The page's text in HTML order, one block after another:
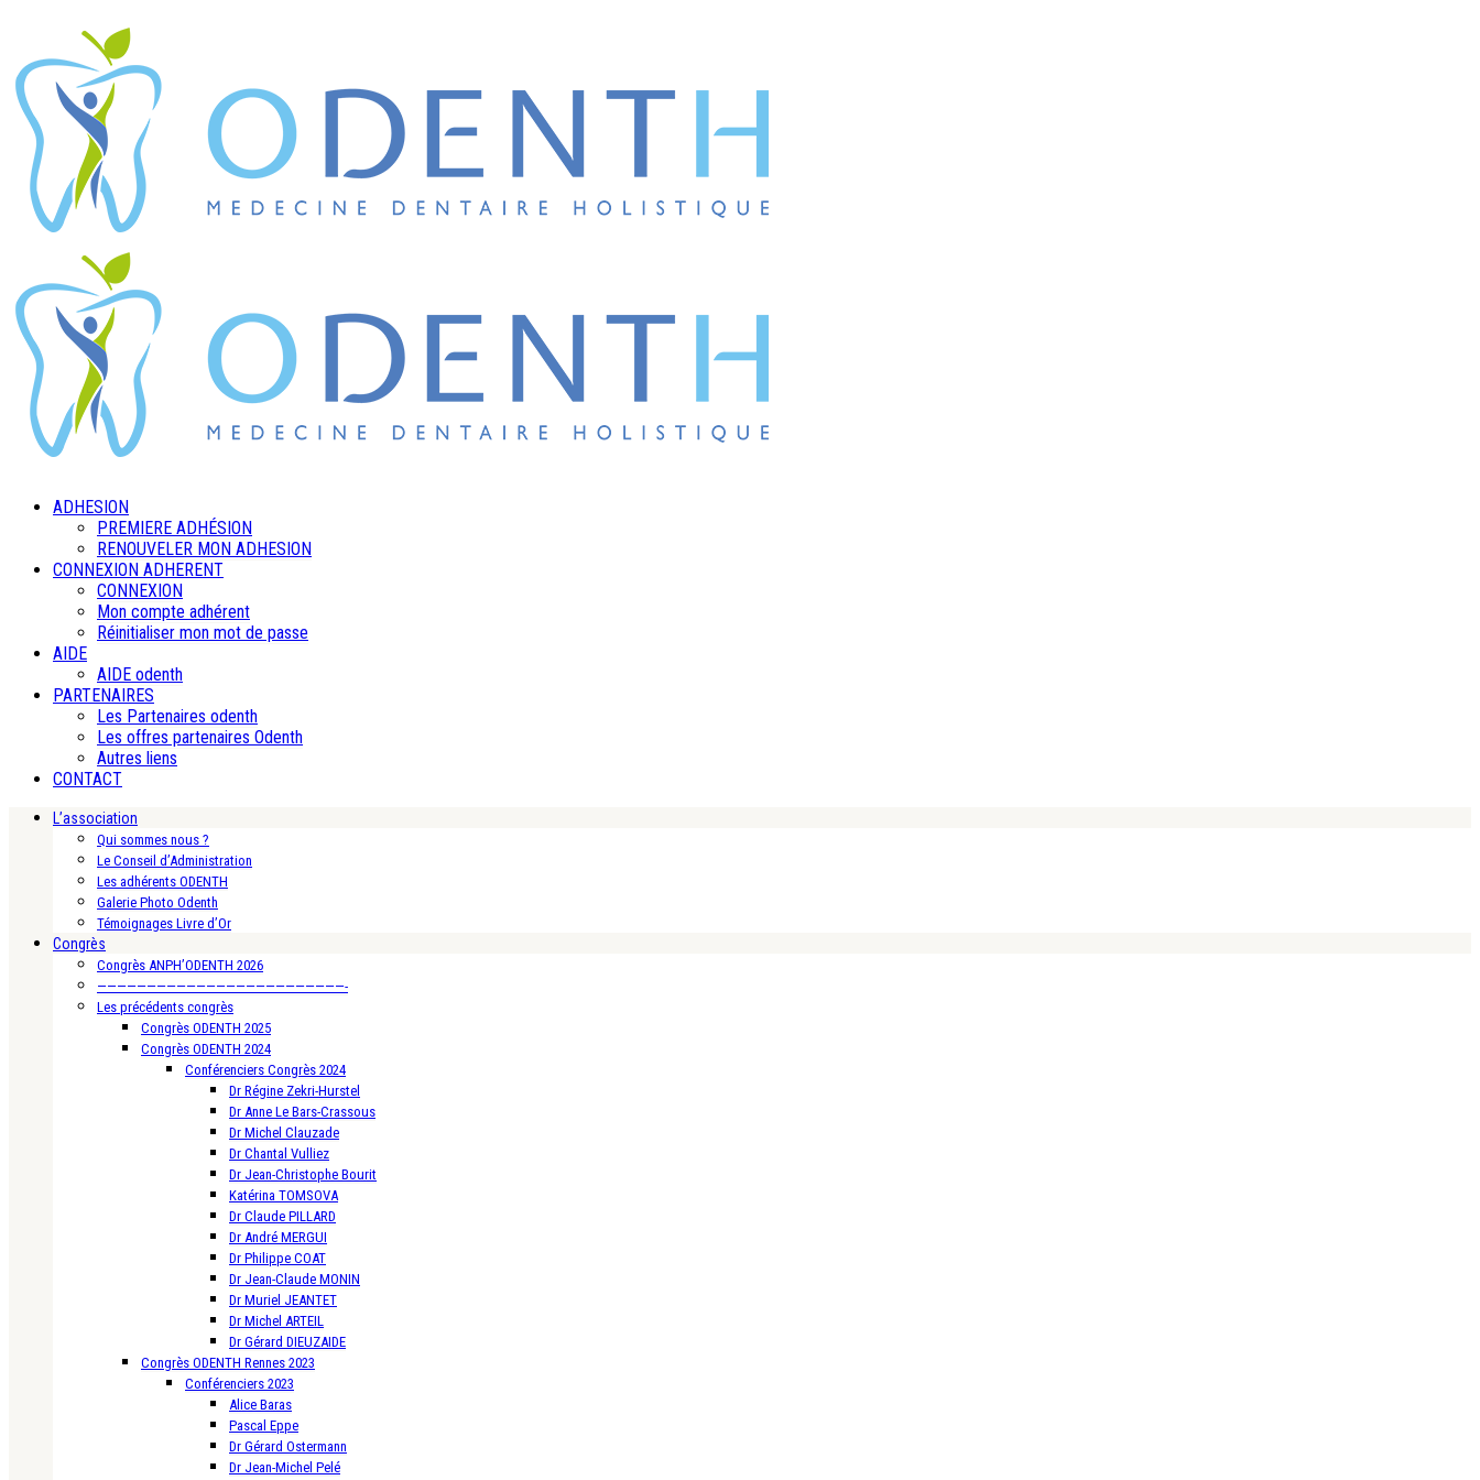
ADHESION
PREMIERE ADHÉSION
RENOUVELER MON ADHESION
CONNEXION ADHERENT
CONNEXION
Mon compte adhérent
Réinitialiser mon mot de passe
AIDE
AIDE odenth
PARTENAIRES
Les Partenaires odenth
Les offres partenaires Odenth
Autres liens
CONTACT
L’association
Qui sommes nous ?
Le Conseil d’Administration
Les adhérents ODENTH
Galerie Photo Odenth
Témoignages Livre d’Or
Congrès
Congrès ANPH’ODENTH 2026
—————————————————————————-
Les précédents congrès
Congrès ODENTH 2025
Congrès ODENTH 2024
Conférenciers Congrès 2024
Dr Régine Zekri-Hurstel
Dr Anne Le Bars-Crassous
Dr Michel Clauzade
Dr Chantal Vulliez
Dr Jean-Christophe Bourit
Katérina TOMSOVA
Dr Claude PILLARD
Dr André MERGUI
Dr Philippe COAT
Dr Jean-Claude MONIN
Dr Muriel JEANTET
Dr Michel ARTEIL
Dr Gérard DIEUZAIDE
Congrès ODENTH Rennes 2023
Conférenciers 2023
Alice Baras
Pascal Eppe
Dr Gérard Ostermann
Dr Jean-Michel Pelé